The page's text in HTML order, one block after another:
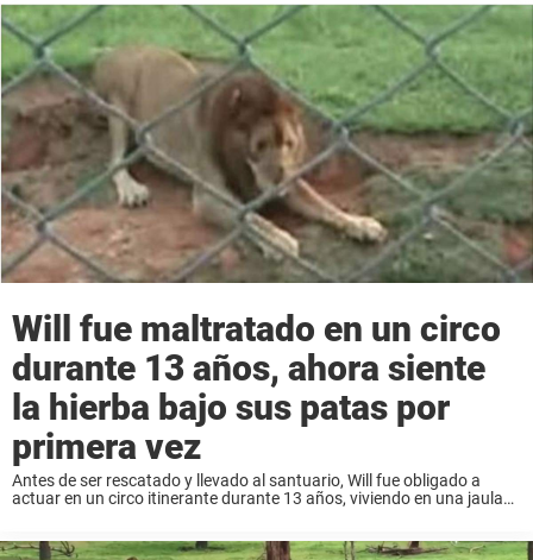
Will fue maltratado en un circo
durante 13 años, ahora siente
la hierba bajo sus patas por
primera vez
Antes de ser rescatado y llevado al santuario, Will fue obligado a
actuar en un circo itinerante durante 13 años, viviendo en una jaula